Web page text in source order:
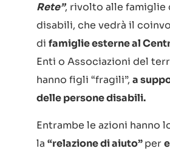
Rete”, rivolto alle famiglie
disabili, che vedrà il
di famiglie esterne al
Enti o Associazioni del
hanno figli “fragili”, a
delle persone disabili.
Entrambe le azioni hanno
la “relazione di aiuto”per